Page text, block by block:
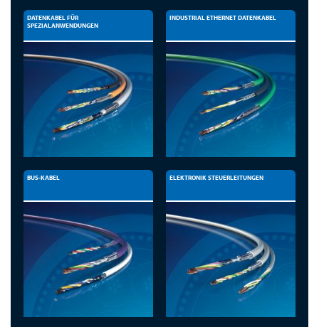
DATENKABEL FÜR
SPEZIALANWENDUNGEN
INDUSTRIAL ETHERNET DATENKABEL
BUS-KABEL ELEKTRONIK STEUERLEITUNGEN